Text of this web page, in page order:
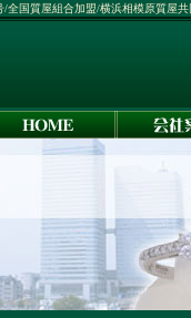
/全国質屋組合加盟/横浜相模原質屋